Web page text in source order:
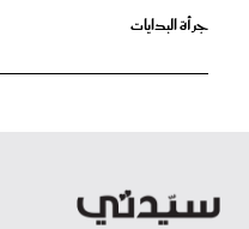
جرأة البدايات